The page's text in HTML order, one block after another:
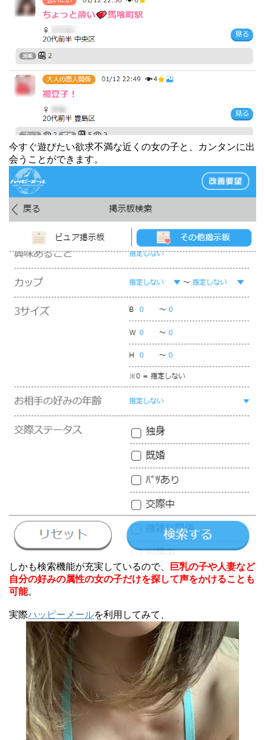
今すぐ遊びたい欲求不満な近くの女の子と、カンタンに出
会うことができます。
しかも検索機能が充実しているので、
巨乳の子や人妻など
自分の好みの属性の女の子だけを探して声をかけることも
可能。
実際ハッピーメールを利用してみて、